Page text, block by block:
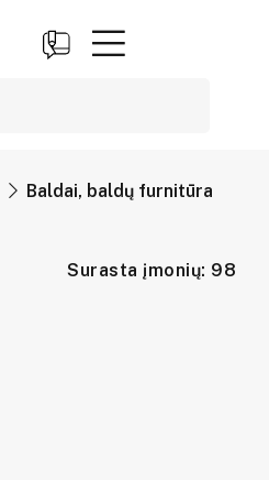
Baldai, baldų furnitūra
Surasta įmonių: 98